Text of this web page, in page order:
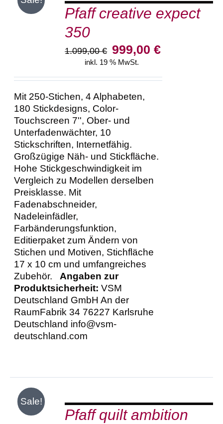
WARENKORBPfaff creative expect
350
1.099,00€ Ursprünglicher
Preis
1.099,00 €
999,00€Aktueller
999,00 €.
inkl. 19 % MwSt.
Mit 250-Stichen, 4 Alphabeten,
180 Stickdesigns, Color-
Touchscreen 7'', Ober- und
Unterfadenwächter, 10
Stickschriften, Internetfähig.
Großzügige Näh- und Stickfläche.
Hohe Stickgeschwindigkeit im
Vergleich zu Modellen derselben
Preisklasse. Mit
Fadenabschneider,
Nadeleinfädler,
Farbänderungsfunktion,
Editierpaket zum Ändern von
Stichen und Motiven, Stichfläche
17 x 10 cm und umfangreiches
Zubehör.Angaben zur
Produktsicherheit: VSM
Deutschland GmbH An der
RaumFabrik 34 76227 Karlsruhe
Deutschland info@vsm-
deutschland.com
Sale!
IN
DEN
WARENKORBPfaff quilt ambition